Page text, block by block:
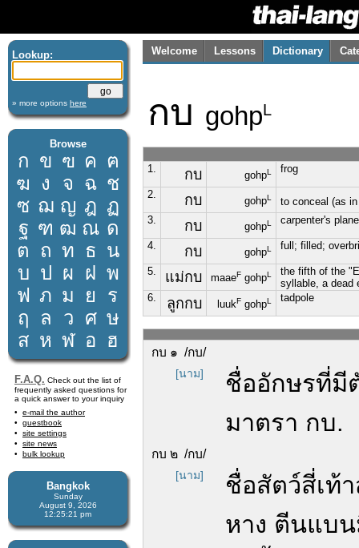
Lookup:
» more options here
Browse
ก ข ฃ ค ฅ
ฆ ง จ ฉ ช
ซ ฌ ญ ฎ ฏ
ฐ ฑ ฒ ณ ด
ต ถ ท ธ น
บ ป ผ ฝ พ
ฟ ภ ม ย
ร
ฤ
ล ว ศ ษ
ส ห ฬ อ ฮ
F.A.Q. Check out the list of
frequently asked questions for
a quick answer to your inquiry
e-mail the author
guestbook
site settings
site news
bulk lookup
Bangkok
Sunday
August 9, 2026
12:25:22 pm
Welcome Lessons Dictionary
กบ gohpL
1. กบ gohpL frog
2. กบ gohpL
to conceal (as
3.
กบ gohpL carpenter's plane
4. กบ gohpL full; filled;
5. แม่กบ maaeF gohpL
the fifth of the
syllable, a dead
6.
ลูกกบ luukF gohpL tadpole
กบ ๑ /กบ/
[นาม]
ชื่ออักษรที่มี
มาตรา กบ.
กบ ๒ /กบ/
[นาม]
ชื่อสัตว์สี่เท้
หาง ตีนแบ